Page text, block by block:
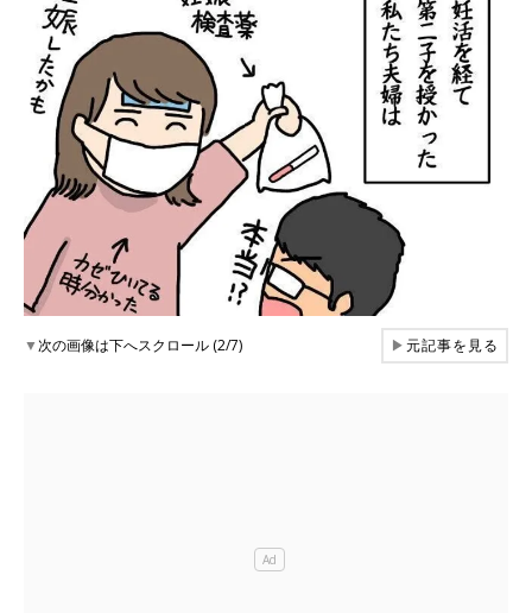
▼次の画像は下へスクロール (2/7) ▶元記事を見る